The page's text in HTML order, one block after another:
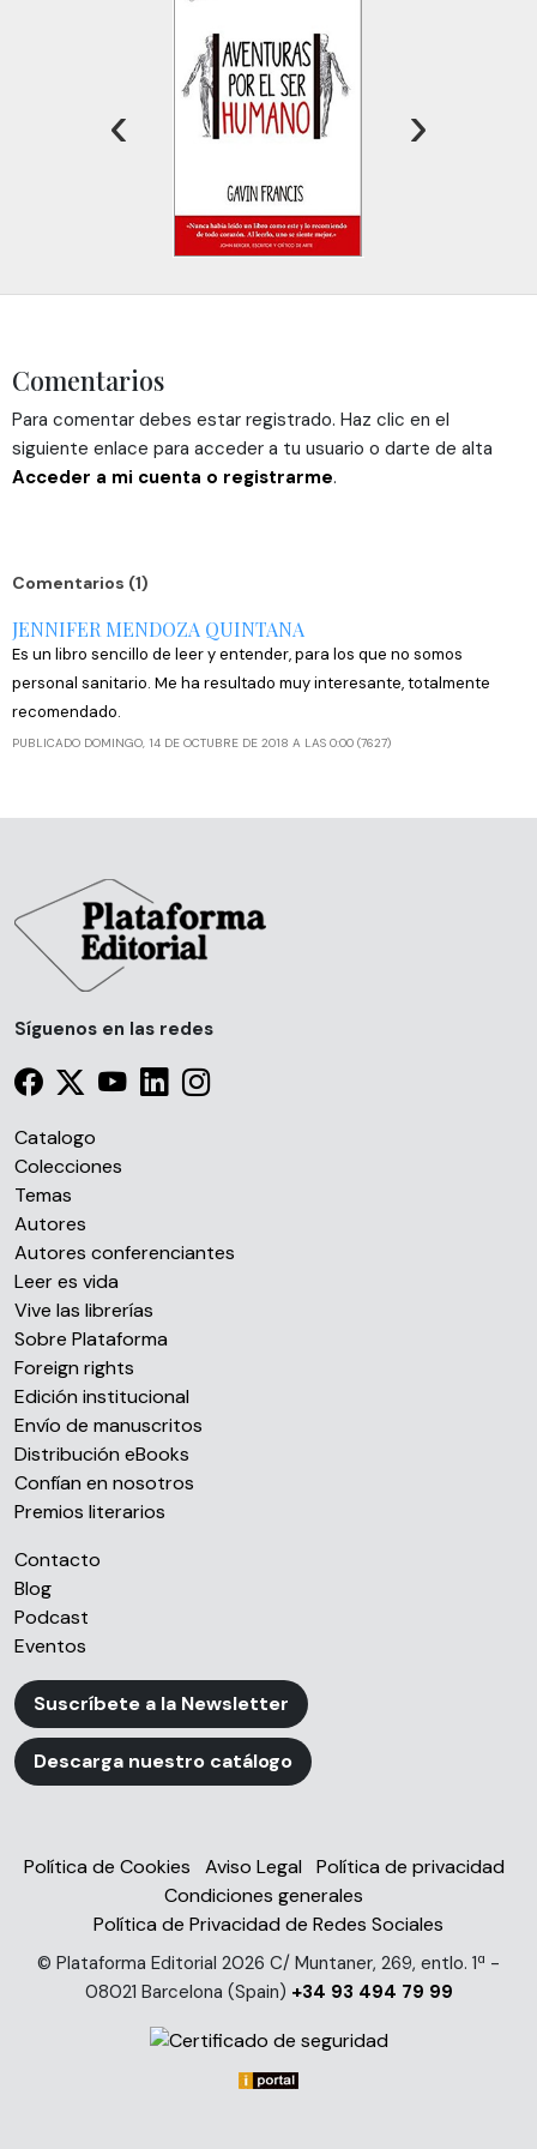
sociales y analizar el tráfico. Además, compartimos
información sobre el uso que haga del sitio web con
nuestros partners de redes sociales, publicidad y análisis
web, quienes pueden combinarla con otra información
partir del uso que haya hecho de sus servicios.
‹ ›
Comentarios
Para comentar debes estar registrado. Haz clic en el
siguiente enlace para acceder a tu usuario o darte de alta
Acceder a mi cuenta o registrarme.
Comentarios (1)
JENNIFER MENDOZA QUINTANA
Es un libro sencillo de leer y entender, para los que no somos
personal sanitario. Me ha resultado muy interesante, totalmente
recomendado.
PUBLICADO DOMINGO, 14 DE OCTUBRE DE 2018 A LAS 0:00 (7627)
Síguenos en las redes
Catalogo
Colecciones
Temas
Autores
Autores conferenciantes
Leer es vida
Vive las librerías
Sobre Plataforma
Foreign rights
Edición institucional
Envío de manuscritos
Distribución eBooks
Confían en nosotros
Premios literarios
Contacto
Blog
Podcast
Eventos
Suscríbete a la Newsletter
Descarga nuestro catálogo
Política de Cookies Aviso Legal
Política de privacidad
Condiciones generales
Política de Privacidad de Redes Sociales
© Plataforma Editorial 2026 C/ Muntaner, 269, entlo. 1ª -
08021 Barcelona (Spain) +34 93 494 79 99